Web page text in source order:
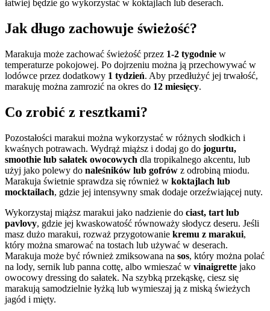
łatwiej będzie go wykorzystać w koktajlach lub deserach.
Jak długo zachowuje świeżość?
Marakuja może zachować świeżość przez 1-2 tygodnie w
temperaturze pokojowej. Po dojrzeniu można ją przechowywać w
lodówce przez dodatkowy 1 tydzień. Aby przedłużyć jej trwałość,
marakuję można zamrozić na okres do 12 miesięcy.
Co zrobić z resztkami?
Pozostałości marakui można wykorzystać w różnych słodkich i
kwaśnych potrawach. Wydrąż miąższ i dodaj go do jogurtu,
smoothie lub sałatek owocowych dla tropikalnego akcentu, lub
użyj jako polewy do naleśników lub gofrów z odrobiną miodu.
Marakuja świetnie sprawdza się również w koktajlach lub
mocktailach, gdzie jej intensywny smak dodaje orzeźwiającej nuty.
Wykorzystaj miąższ marakui jako nadzienie do ciast, tart lub
pavlovy, gdzie jej kwaskowatość równoważy słodycz deseru. Jeśli
masz dużo marakui, rozważ przygotowanie kremu z marakui,
który można smarować na tostach lub używać w deserach.
Marakuja może być również zmiksowana na sos, który można polać
na lody, sernik lub panna cottę, albo wmieszać w vinaigrette jako
owocowy dressing do sałatek. Na szybką przekąskę, ciesz się
marakują samodzielnie łyżką lub wymieszaj ją z miską świeżych
jagód i mięty.